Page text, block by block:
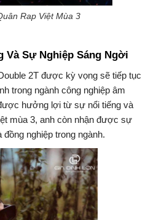
Rap Việt Mùa 3
Và Sự Nghiệp Sáng Ngời
2T được kỳ vọng sẽ tiếp tục
trong ngành công nghiệp âm
hưởng lợi từ sự nổi tiếng và
mùa 3, anh còn nhận được sự
nghiệp trong ngành.